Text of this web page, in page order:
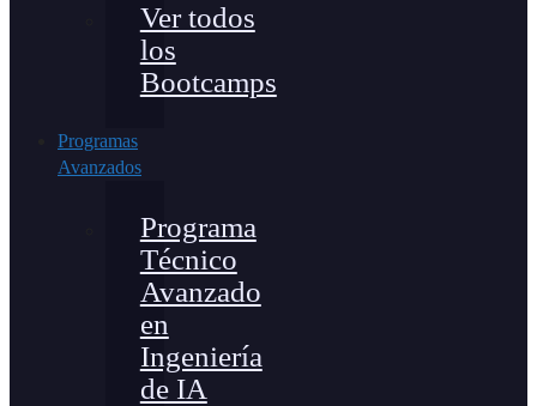
Ver todos
los
Bootcamps
Programas
Avanzados
Programa
Técnico
Avanzado
en
Ingeniería
de IA